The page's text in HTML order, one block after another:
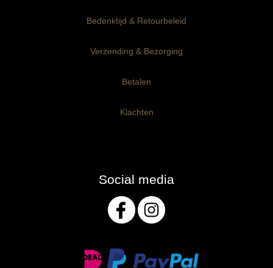
Bedenktijd & Retourbeleid
Verzending & Bezorging
Betalen
Klachten
Social media